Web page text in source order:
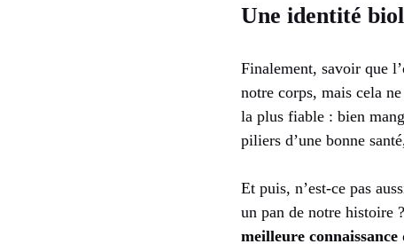
Une identité
Finalement, savoir que
notre corps, mais cela
la plus fiable : bien
piliers d’une bonne
Et puis, n’est-ce pas
un pan de notre histoire
meilleure connaissance